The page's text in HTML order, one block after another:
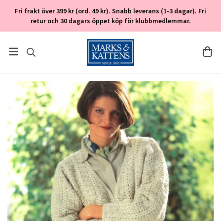
Fri frakt över 399 kr (ord. 49 kr). Snabb leverans (1-3 dagar). Fri
retur och 30 dagars öppet köp för klubbmedlemmar.